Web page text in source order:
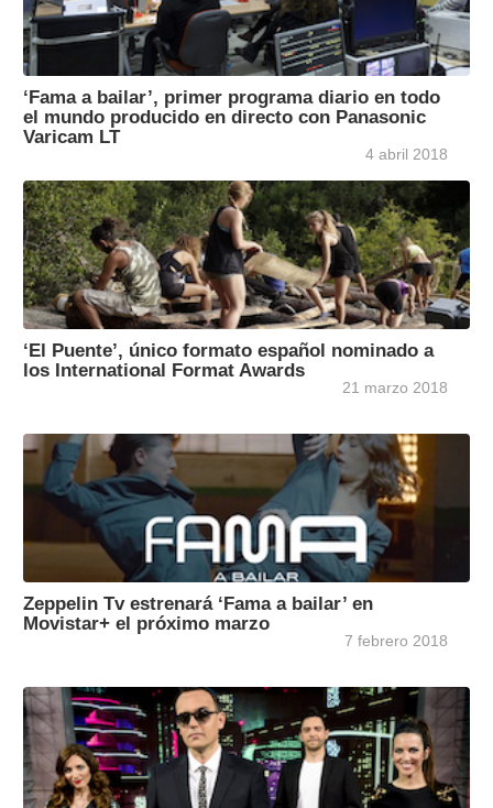
‘Fama a bailar’, primer programa diario en todo
el mundo producido en directo con Panasonic
Varicam LT
4 abril 2018
‘El Puente’, único formato español nominado a
los International Format Awards
21 marzo 2018
Zeppelin Tv estrenará ‘Fama a bailar’ en
Movistar+ el próximo marzo
7 febrero 2018